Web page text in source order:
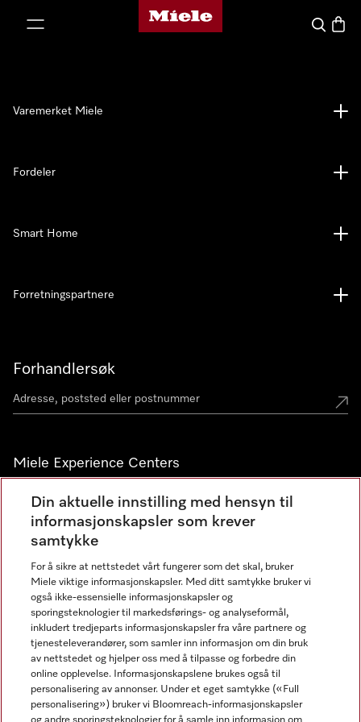
Mieles hjemmeside
Søk
Forhandlersøk
Miele Experience Centers
Miele Experience Center Nesbru
Miele Outlet Nesbru
Nyhetsbrev
Varemerket Miele
Fordeler
Smart Home
Forretningspartnere
Din aktuelle innstilling med hensyn til
informasjonskapsler som krever
samtykke
For å sikre at nettstedet vårt fungerer som det skal, bruker
Miele viktige informasjonskapsler. Med ditt samtykke bruker vi
også ikke-essensielle informasjonskapsler og
sporingsteknologier til markedsførings- og analyseformål,
inkludert tredjeparts informasjonskapsler fra våre partnere og
tjenesteleverandører, som samler inn informasjon om din bruk
av nettstedet og hjelper oss med å tilpasse og forbedre din
online opplevelse. Informasjonskapslene brukes også til
personalisering av annonser. Under et eget samtykke («Full
personalisering») bruker vi Bloomreach-informasjonskapsler